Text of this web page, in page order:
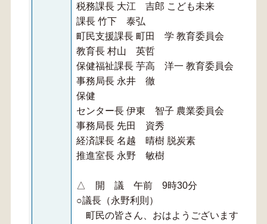
税務課長 大江 吉郎 こども未来
課長 竹下 泰弘
町民支援課長 町田 学 教育委員会
教育長 村山 英哲
保健福祉課長 芋高 洋一 教育委員会
事務局長 永井 徹
保健
センター長 伊東 智子 農業委員会
事務局長 先田 資秀
経済課長 名越 晴樹 脱炭素
推進室長 永野 敏樹
△ 開 議 午前 9時30分
○議長（永野利則）
町民の皆さん、おはようございます。